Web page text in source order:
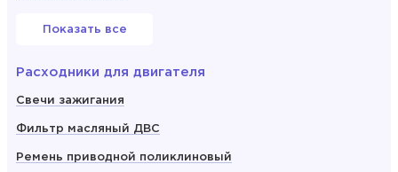
Показать все
Расходники для двигателя
Свечи зажигания
Фильтр масляный ДВС
Ремень приводной поликлиновый